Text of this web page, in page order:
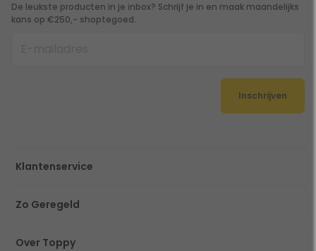
De leukste producten in je inbox? Schrijf je in en maak maandelijks
kans op €250,- shoptegoed.
Inschrijven
Klantenservice
Zo Geregeld
Over Toppy